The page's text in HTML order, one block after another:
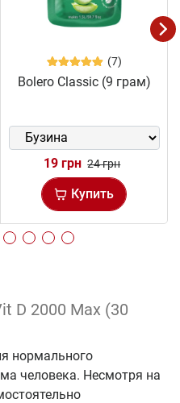
(7)
Bolero Classic (9 грам)
19 грн 24 грн
Купить
D 2000 Max (30
нормального
человека. Несмотря на